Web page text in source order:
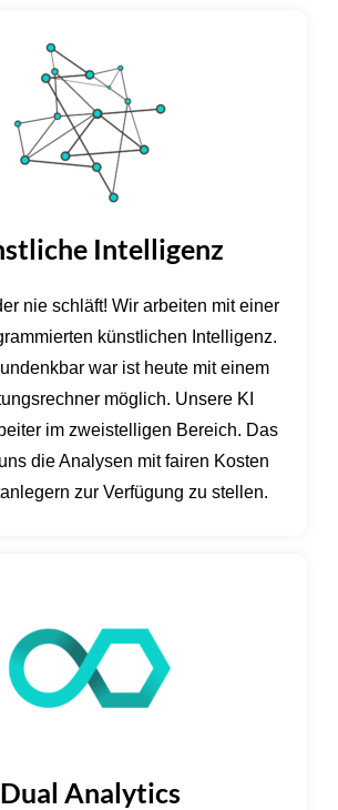
Intelligenz
nie schläft! Wir arbeiten mit einer
künstlichen Intelligenz.
war ist heute mit einem
möglich. Unsere KI
im zweistelligen Bereich. Das
die Analysen mit fairen Kosten
zur Verfügung zu stellen.
Dual Analytics